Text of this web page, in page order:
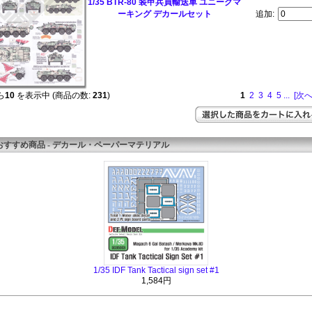
ーキング デカールセット
追加:
10を表示中 (商品の数: 231) 1 2 3 4 5 ... [次
すすめ商品 - デカール・ペーパーマテリアル
1/35 IDF Tank Tactical sign set #1
1,584円